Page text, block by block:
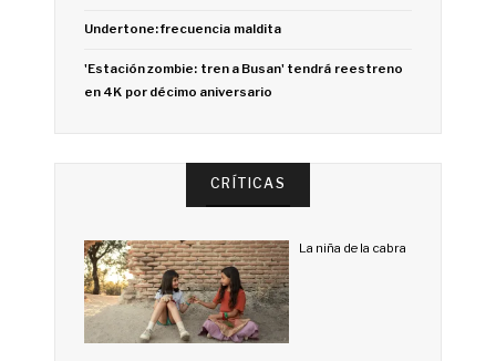
Undertone: frecuencia maldita
'Estación zombie: tren a Busan' tendrá reestreno
en 4K por décimo aniversario
CRÍTICAS
La niña de la cabra